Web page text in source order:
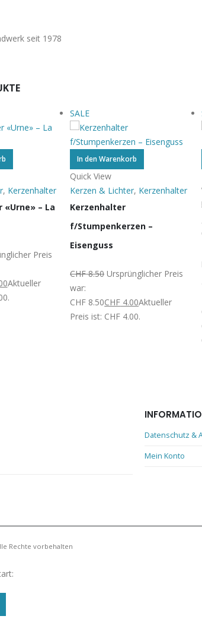
seit 1978
, Kerzenhalter
«Urne» – La
Preis
Aktueller
SALE
In den Warenkorb
Quick View
Kerzen & Lichter, Kerzenhalter
Kerzenhalter
f/Stumpenkerzen –
Eisenguss
CHF8.50 Ursprünglicher Preis
war:
CHF 8.50CHF 4.00Aktueller
Preis ist: CHF 4.00.
Datenschutz &
Mein Konto
Rechte vorbehalten